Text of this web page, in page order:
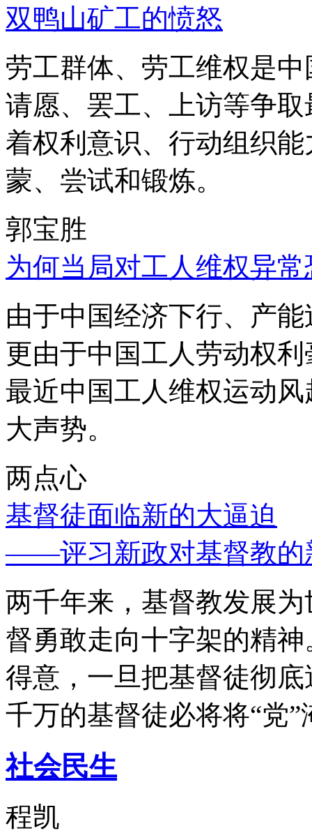
双鸭山矿工的愤怒
劳工群体、劳工维权是
请愿、罢工、上访等争
着权利意识、行动组织
蒙、尝试和锻炼。
郭宝胜
为何当局对工人维权异
由于中国经济下行、产
更由于中国工人劳动权
最近中国工人维权运动
大声势。
两点心
基督徒面临新的大逼迫
——评习新政对基督教的
两千年来，基督教发展
督勇敢走向十字架的精
得意，一旦把基督徒彻
千万的基督徒必将将“党”
社会民生
程凯